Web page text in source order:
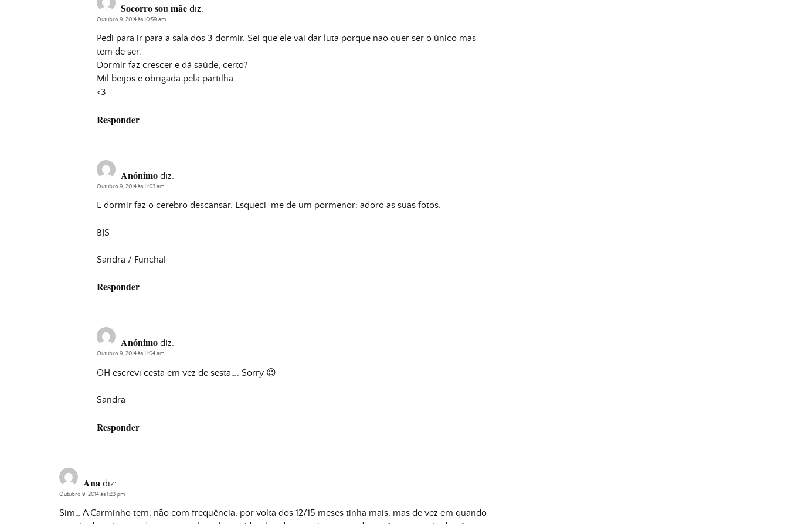
Socorro sou mãe diz:
Outubro 9, 2014 às 10:59 am
Pedi para ir para a sala dos 3 dormir. Sei que ele vai dar luta porque não quer ser o único mas
tem de ser.
Dormir faz crescer e dá saúde, certo?
Mil beijos e obrigada pela partilha
<3
Responder
Anónimo diz:
Outubro 9, 2014 às 11:03 am
E dormir faz o cerebro descansar. Esqueci-me de um pormenor: adoro as suas fotos.
BJS
Sandra / Funchal
Responder
Anónimo diz:
Outubro 9, 2014 às 11:04 am
OH escrevi cesta em vez de sesta…. Sorry 😉
Sandra
Responder
Ana diz:
Outubro 9, 2014 às 1:23 pm
Sim… A Carminho tem, não com frequência, por volta dos 12/15 meses tinha mais, mas de vez em quando